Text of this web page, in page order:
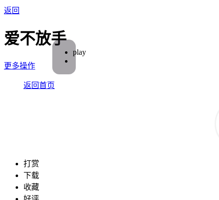
返回
爱不放手
更多操作
返回首页
打赏
下载
收藏
play